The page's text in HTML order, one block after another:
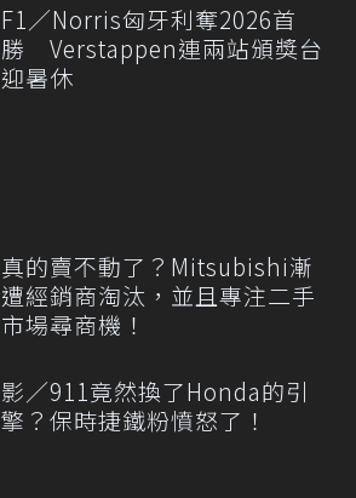
F1／Norris匈牙利奪2026首
勝 Verstappen連兩站頒獎台
迎暑休
真的賣不動了？Mitsubishi漸
遭經銷商淘汰，並且專注二手
市場尋商機！
影／911竟然換了Honda的引
擎？保時捷鐵粉憤怒了！